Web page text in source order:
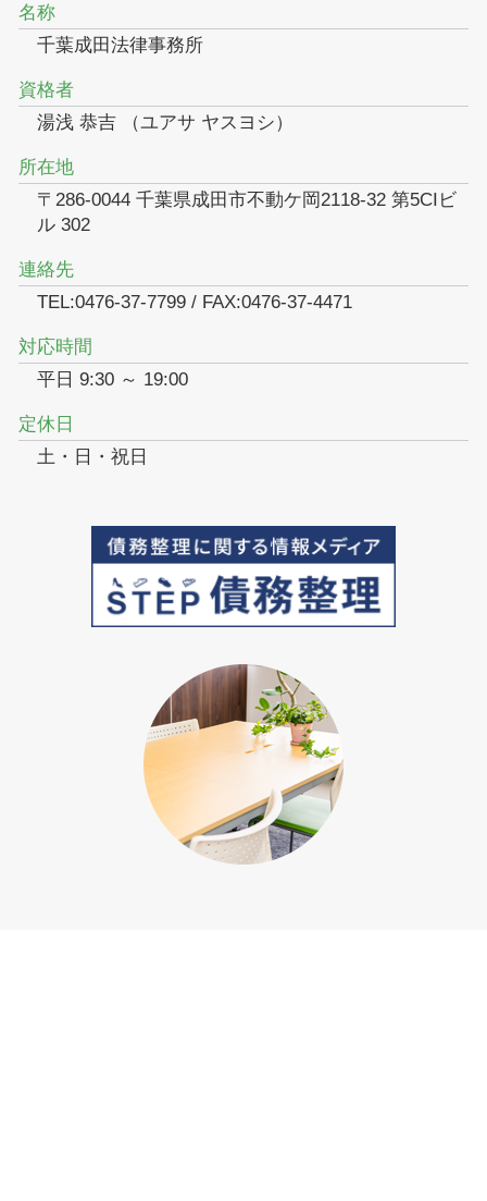
名称
千葉成田法律事務所
資格者
湯浅 恭吉 （ユアサ ヤスヨシ）
所在地
〒286-0044 千葉県成田市不動ケ岡2118-32 第5CIビ
ル 302
連絡先
TEL:0476-37-7799 / FAX:0476-37-4471
対応時間
平日 9:30 ～ 19:00
定休日
土・日・祝日